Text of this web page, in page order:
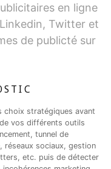
en ligne
Twitter et
de publicté sur
choix stratégiques avant
vos différents outils
tunnel de
réseaux sociaux, gestion
etc. puis de détecter